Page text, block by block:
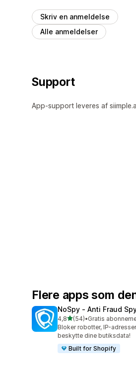
Skriv en anmeldelse
Alle anmeldelser
Support
App-support leveres af
Flere apps som
NoSpy ‑ Anti Fraud
4,8ud af 5 stjerner
(54)
54 anmeldelser i alt
•Gratis
Bloker robotter, IP-
beskytte dine butiksdata!
Built for Shopify